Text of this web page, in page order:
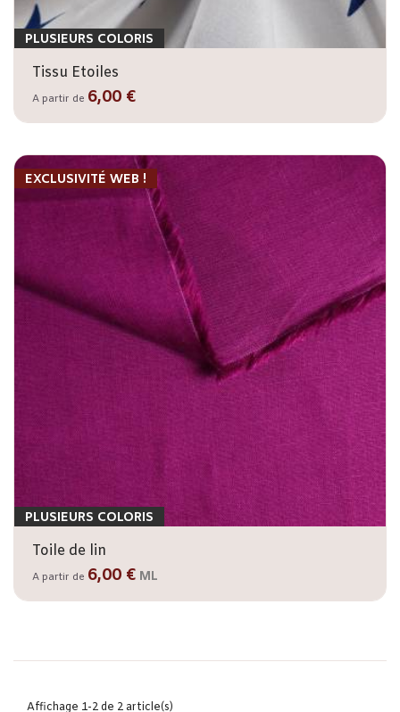
PLUSIEURS COLORIS
Tissu Etoiles
A partir de 6,00 €
PLUSIEURS COLORIS
Toile de lin
EXCLUSIVITÉ WEB !
A partir de 6,00 € ML
Affichage 1-2 de 2 article(s)